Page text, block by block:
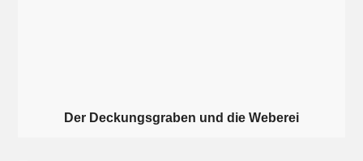
Der Deckungsgraben und die Weberei